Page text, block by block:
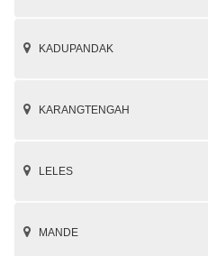
KADUPANDAK
KARANGTENGAH
LELES
MANDE